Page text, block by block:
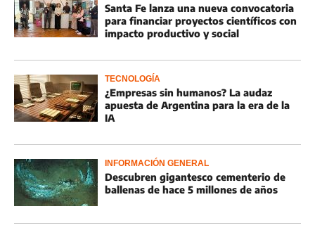
Santa Fe lanza una nueva convocatoria
para financiar proyectos científicos con
impacto productivo y social
TECNOLOGÍA
¿Empresas sin humanos? La audaz
apuesta de Argentina para la era de la
IA
INFORMACIÓN GENERAL
Descubren gigantesco cementerio de
ballenas de hace 5 millones de años